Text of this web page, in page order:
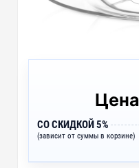
Цена
СО СКИДКОЙ 5%
(зависит от суммы в корзине)